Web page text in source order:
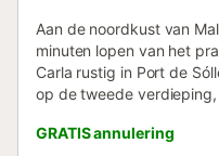
Aan de noordkust van
minuten lopen van het
Carla rustig in Port de
op de tweede
over een woon-/
GRATIS annulering